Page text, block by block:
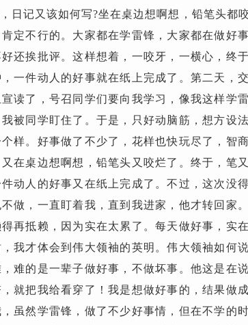
日记又该如何写?坐在桌边想啊想，铅笔头都
定不行的。大家都在学雷锋，大家都在做好
还挨批评。这样想着，一咬牙，一横心，终
一件动人的好事就在纸上完成了。第二天，
读了，号召同学们要向我学习，像我这样学
被同学盯住了。于是，只好动脑筋，想方设法
样。好事做了不少了，花样也快玩尽了，智
在桌边想啊想，铅笔头又咬烂了。终于，笔又
动人的好事又在纸上完成了。不过，这次没
做，一直盯着我，直到我进家，他才转回家
再抵赖，因为实在太累了。每天做好事，实在
我才体会到伟大领袖的英明。伟大领袖如何
难的是一辈子做好事，不做坏事。他这是在
就把我给看穿了 ！我是想做好事的，结果做成
虽然学雷锋，做了不少好事情，但在不学的